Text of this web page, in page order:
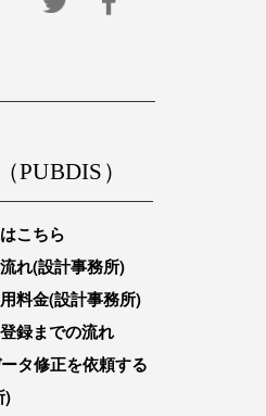
PUBDIS）
こちら
れ(設計事務所)
料金(設計事務所)
録までの流れ
タ修正を依頼する
)